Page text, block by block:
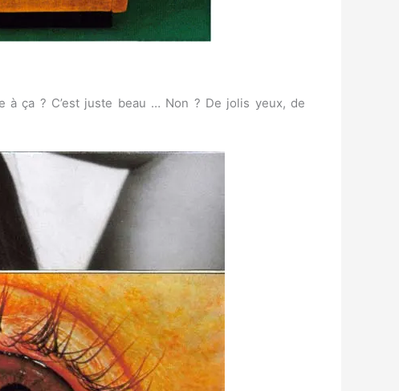
ça ? C’est juste beau … Non ? De jolis yeux, de